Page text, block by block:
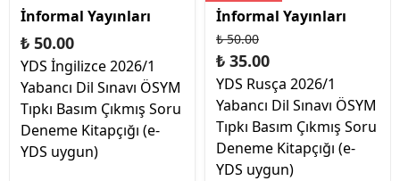
İnformal Yayınları
₺ 50.00
YDS İngilizce 2026/1
Yabancı Dil Sınavı ÖSYM
Tıpkı Basım Çıkmış Soru
Deneme Kitapçığı (e-
YDS uygun)
İnformal Yayınları
₺ 50.00
₺ 35.00
YDS Rusça 2026/1
Yabancı Dil Sınavı ÖSYM
Tıpkı Basım Çıkmış Soru
Deneme Kitapçığı (e-
YDS uygun)